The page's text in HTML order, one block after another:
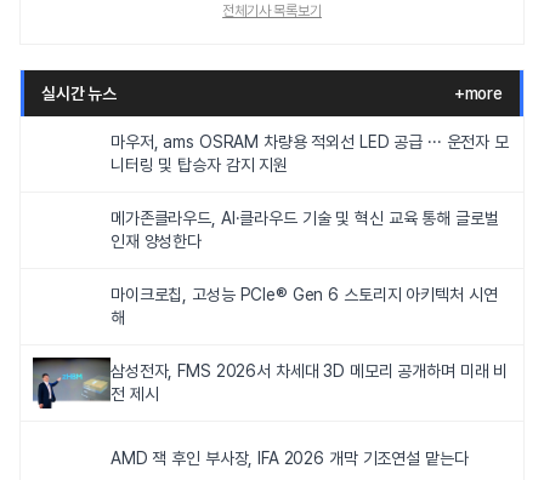
전체기사 목록보기
실시간 뉴스 +more
마우저, ams OSRAM 차량용 적외선 LED 공급 ··· 운전자 모
니터링 및 탑승자 감지 지원
메가존클라우드, AI·클라우드 기술 및 혁신 교육 통해 글로벌
인재 양성한다
마이크로칩, 고성능 PCIe® Gen 6 스토리지 아키텍처 시연
해
삼성전자, FMS 2026서 차세대 3D 메모리 공개하며 미래 비
전 제시
AMD 잭 후인 부사장, IFA 2026 개막 기조연설 맡는다